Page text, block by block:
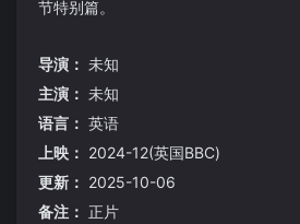
节特别篇。
导演： 未知
主演： 未知
语言： 英语
上映： 2024-12(英国BBC)
更新： 2025-10-06
备注： 正片